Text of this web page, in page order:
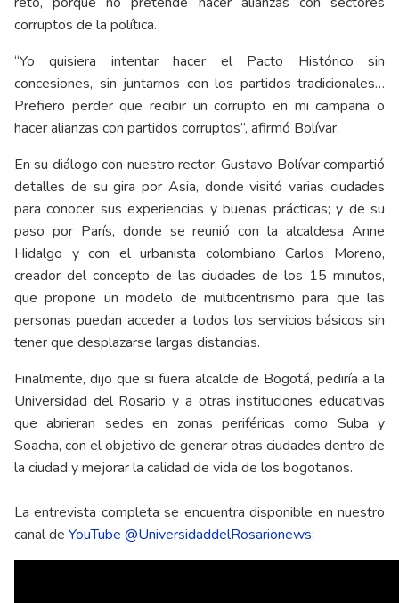
corruptos de la política.
“Yo quisiera intentar hacer el Pacto Histórico sin
concesiones, sin juntarnos con los partidos tradicionales…
Prefiero perder que recibir un corrupto en mi campaña o
hacer alianzas con partidos corruptos”, afirmó Bolívar.
En su diálogo con nuestro rector, Gustavo Bolívar compartió
detalles de su gira por Asia, donde visitó varias ciudades
para conocer sus experiencias y buenas prácticas; y de su
paso por París, donde se reunió con la alcaldesa Anne
Hidalgo y con el urbanista colombiano Carlos Moreno,
creador del concepto de las ciudades de los 15 minutos,
que propone un modelo de multicentrismo para que las
personas puedan acceder a todos los servicios básicos sin
tener que desplazarse largas distancias.
Finalmente, dijo que si fuera alcalde de Bogotá, pediría a la
Universidad del Rosario y a otras instituciones educativas
que abrieran sedes en zonas periféricas como Suba y
Soacha, con el objetivo de generar otras ciudades dentro de
la ciudad y mejorar la calidad de vida de los bogotanos.
La entrevista completa se encuentra disponible en nuestro
canal de YouTube @UniversidaddelRosarionews: